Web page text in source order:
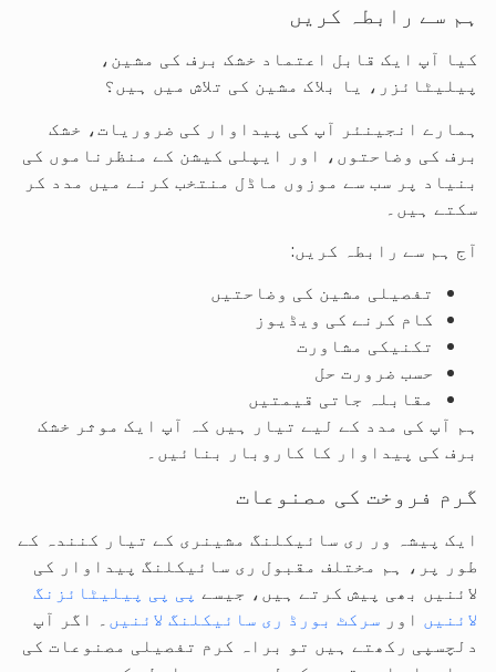
ہم سے رابطہ کریں
کیا آپ ایک قابل اعتماد خشک برف کی مشین،
پیلیٹائزر، یا بلاک مشین کی تلاش میں ہیں؟
ہمارے انجینئر آپ کی پیداوار کی ضروریات، خشک
برف کی وضاحتوں، اور ایپلی کیشن کے منظرناموں کی
بنیاد پر سب سے موزوں ماڈل منتخب کرنے میں مدد کر
سکتے ہیں۔
آج ہم سے رابطہ کریں:
تفصیلی مشین کی وضاحتیں
کام کرنے کی ویڈیوز
تکنیکی مشاورت
حسب ضرورت حل
مقابلہ جاتی قیمتیں
ہم آپ کی مدد کے لیے تیار ہیں کہ آپ ایک موثر خشک
برف کی پیداوار کا کاروبار بنائیں۔
گرم فروخت کی مصنوعات
ایک پیشہ ور ری سائیکلنگ مشینری کے تیار کنندہ کے
طور پر، ہم مختلف مقبول ری سائیکلنگ پیداوار کی
لائنیں بھی پیش کرتے ہیں، جیسے پی پی پیلیٹائزنگ
لائنیں اور سرکٹ بورڈ ری سائیکلنگ لائنیں۔ اگر آپ
دلچسپی رکھتے ہیں تو براہ کرم تفصیلی مصنوعات کی